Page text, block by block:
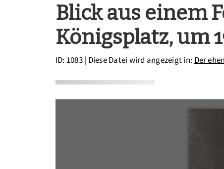
Blick aus einem
Königsplatz, um
ID: 1083| Diese Datei wird angezeigt in: Der